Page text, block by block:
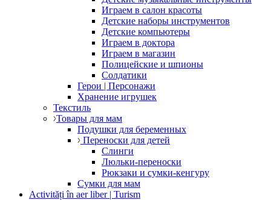
Играем в салон красоты
Детские наборы инструментов
Детские компьютеры
Играем в доктора
Играем в магазин
Полицейские и шпионы
Солдатики
Герои | Персонажи
Хранение игрушек
Текстиль
Товары для мам
Подушки для беременных
Переноски для детей
Слинги
Люльки-переноски
Рюкзаки и сумки-кенгуру
Сумки для мам
Activități în aer liber | Turism